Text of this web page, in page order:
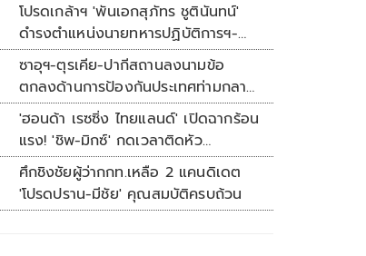
โปรดเกล้าฯ 'พันเอกสุภัทร ชูตินันทน์'
ดำรงตำแหน่งนายทหารปฏิบัติการฯ-
พระราชทานยศ 'พลตรี'
ซาอุฯ-ตุรเคีย-ปากีสถานลงนามข้อ
ตกลงด้านการป้องกันประเทศท่ามกลาง
สงครามในภูมิภาค
'ฮอนด้า เรซซิ่ง ไทยแลนด์' เปิดฉากร้อน
แรง! 'ชิพ-มิกซ์' กดเวลาติดหัว
แถว ARRC สนาม 4 ที่มัลดาลิกา
ศึกชิงชัยผู้ว่ากกท.เหลือ 2 แคนดิเดต
'โปรดปราน-มีชัย' คุณสมบัติครบถ้วน